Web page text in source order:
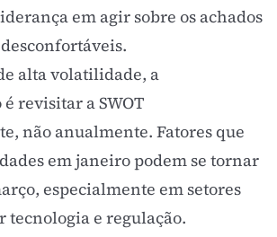
em agir sobre os achados
alta volatilidade, a
revisitar a SWOT
não anualmente. Fatores que
em janeiro podem se tornar
especialmente em setores
tecnologia e regulação.